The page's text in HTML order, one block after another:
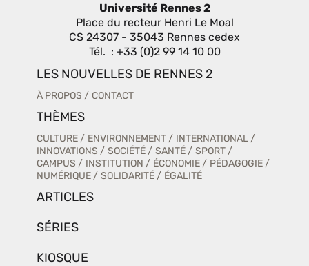
Université Rennes 2
Place du recteur Henri Le Moal
CS 24307 - 35043 Rennes cedex
Tél. : +33 (0)2 99 14 10 00
LES NOUVELLES DE RENNES 2
À PROPOS CONTACT
THÈMES
CULTURE ENVIRONNEMENT
INTERNATIONAL
INNOVATIONS
SOCIÉTÉ SANTÉ
SPORT
CAMPUS
INSTITUTION ÉCONOMIE
PÉDAGOGIE
NUMÉRIQUE
SOLIDARITÉ ÉGALITÉ
ARTICLES
SÉRIES
KIOSQUE